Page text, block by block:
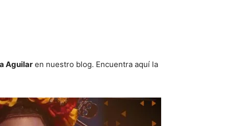
Aguilar en nuestro blog. Encuentra aquí la